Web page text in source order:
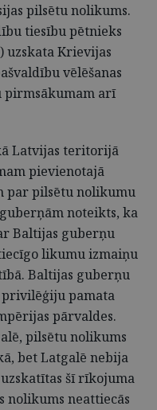
pilsētu nolikums.
tiesību pētnieks
uzskata Krievijas
vēlēšanas
pirmsākumam arī
Latvijas teritorijā
pievienotajā
par pilsētu nolikumu
noteikts, ka
Baltijas guberņu
likumu izmaiņu
Baltijas guberņu
pamata
pārvaldes.
pilsētu nolikums
bet Latgalē nebija
šī rīkojuma
nolikums neattiecās